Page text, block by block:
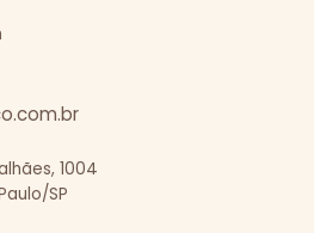
1004
SP